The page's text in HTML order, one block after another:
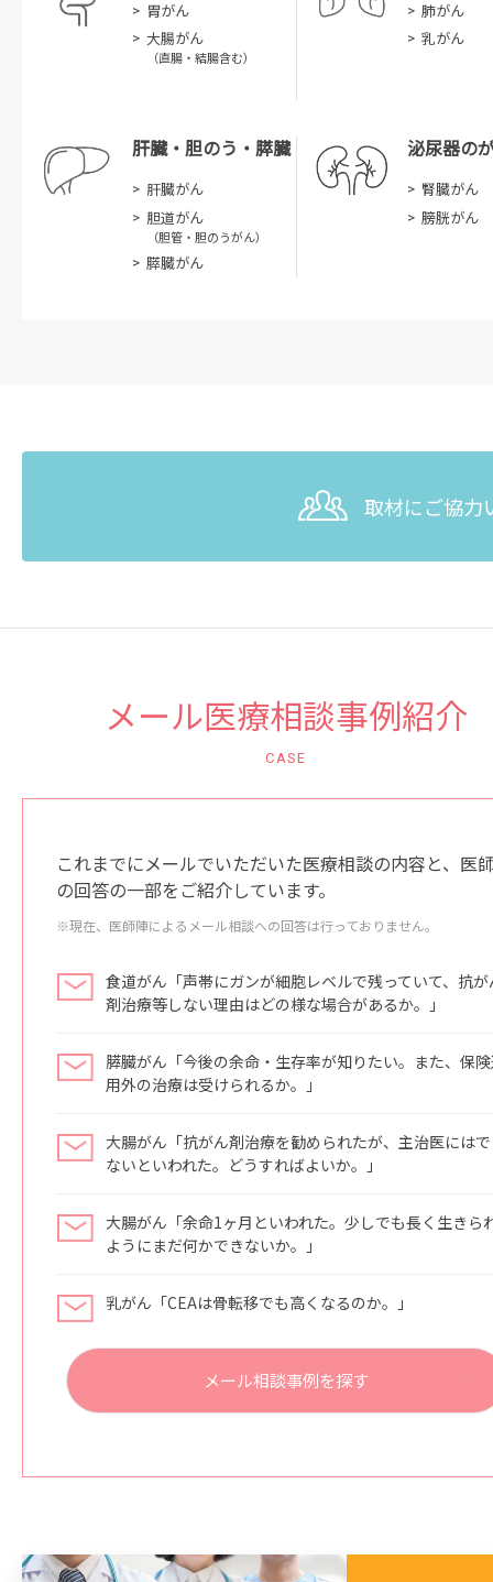
胃がん
大腸がん
（直腸・結腸含む）
肺がん
乳がん
肝臓・胆のう・膵臓
肝臓がん
胆道がん
（胆管・胆のうがん）
膵臓がん
泌尿器の
腎臓がん
膀胱がん
取材にご協力
メール医療相談事例紹介
CASE
これまでにメールでいただいた医療相談の内容と、医
の回答の一部をご紹介しています。
※現在、医師陣によるメール相談への回答は行っておりません。
食道がん「声帯にガンが細胞レベルで残っていて、抗が
剤治療等しない理由はどの様な場合があるか。」
膵臓がん「今後の余命・生存率が知りたい。また、保
用外の治療は受けられるか。」
大腸がん「抗がん剤治療を勧められたが、主治医には
ないといわれた。どうすればよいか。」
大腸がん「余命1ヶ月といわれた。少しでも長く生きら
ようにまだ何かできないか。」
乳がん「CEAは骨転移でも高くなるのか。」
メール相談事例を探す